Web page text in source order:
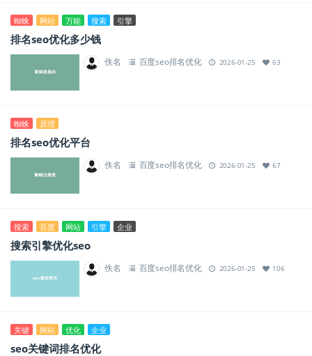
蜘蛛 网站 万能 搜索 引擎
排名seo优化多少钱
佚名 百度seo排名优化 2026-01-25 63
蜘蛛 原理
排名seo优化平台
佚名 百度seo排名优化 2026-01-25 67
搜索 百度 网站 引擎 企业
搜索引擎优化seo
佚名 百度seo排名优化 2026-01-25 106
关键 网站 优化 企业
seo关键词排名优化